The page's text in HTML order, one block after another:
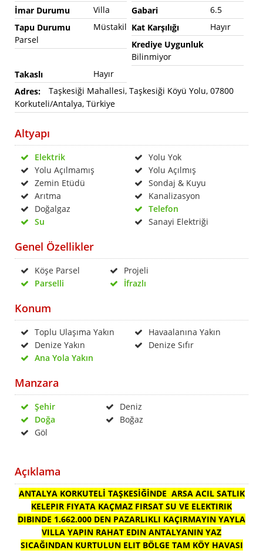
İmar Durumu
Villa Gabari
6.5
Tapu Durumu
Müstakil
Parsel
Kat Karşılığı
Hayır
Krediye Uygunluk
Bilinmiyor
Takaslı
Hayır
Adres:
Taşkesiği Mahallesi, Taşkesiği Köyü Yolu, 07800
Korkuteli/Antalya, Türkiye
Altyapı
Elektrik
Yolu Yok
Yolu Açılmamış
Yolu Açılmış
Zemin Etüdü
Sondaj & Kuyu
Arıtma
Kanalizasyon
Doğalgaz
Telefon
Su
Sanayi Elektriği
Genel Özellikler
Köşe Parsel
Projeli
Parselli
İfrazlı
Konum
Toplu Ulaşıma Yakın
Havaalanına Yakın
Denize Yakın
Denize Sıfır
Ana Yola Yakın
Manzara
Şehir
Deniz
Doğa
Boğaz
Göl
Açıklama
ANTALYA KORKUTELİ TAŞKESİĞİNDE ARSA ACIL SATLIK
KELEPIR FIYATA KAÇMAZ FIRSAT SU VE ELEKTIRIK
DIBINDE 1.662.000 DEN PAZARLIKLI KAÇIRMAYIN YAYLA
VILLA YAPIN RAHAT EDIN ANTALYANIN YAZ
SICAĞINDAN KURTULUN ELIT BÖLGE TAM KÖY HAVASI